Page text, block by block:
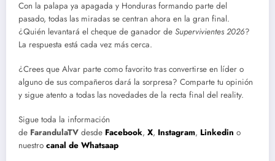
Con la palapa ya apagada y Honduras formando parte del
pasado, todas las miradas se centran ahora en la gran final.
¿Quién levantará el cheque de ganador de Supervivientes 2026?
La respuesta está cada vez más cerca.
¿Crees que Alvar parte como favorito tras convertirse en líder o
alguno de sus compañeros dará la sorpresa? Comparte tu opinión
y sigue atento a todas las novedades de la recta final del reality.
Sigue toda la información
de FarandulaTV desde Facebook, X, Instagram, Linkedin o
nuestro canal de Whatsaap